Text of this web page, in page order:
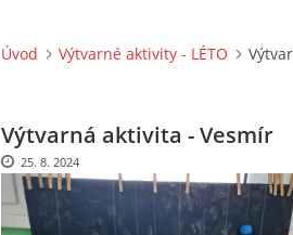
Úvod Výtvarné aktivity - LÉTO
Výtvarná aktivita - Vesmír
25. 8. 2024